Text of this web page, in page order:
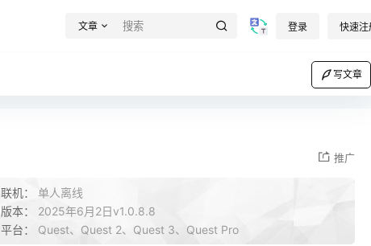
文章 登录 快速注
写文章
推广
联机： 单人离线
版本： 2025年6月2日v1.0.8.8
平台： Quest、Quest 2、Quest 3、Quest Pro